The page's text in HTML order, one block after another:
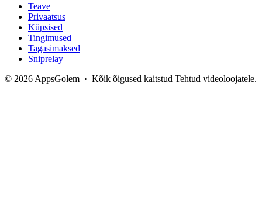
Teave
Privaatsus
Küpsised
Tingimused
Tagasimaksed
Sniprelay
© 2026 AppsGolem · Kõik õigused kaitstud Tehtud videoloojatele.